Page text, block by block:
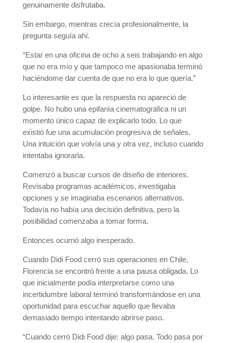
genuinamente disfrutaba.
Sin embargo, mientras crecía profesionalmente, la
pregunta seguía ahí.
“Estar en una oficina de ocho a seis trabajando en algo
que no era mío y que tampoco me apasionaba terminó
haciéndome dar cuenta de que no era lo que quería.”
Lo interesante es que la respuesta no apareció de
golpe. No hubo una epifanía cinematográfica ni un
momento único capaz de explicarlo todo. Lo que
existió fue una acumulación progresiva de señales.
Una intuición que volvía una y otra vez, incluso cuando
intentaba ignorarla.
Comenzó a buscar cursos de diseño de interiores.
Revisaba programas académicos, investigaba
opciones y se imaginaba escenarios alternativos.
Todavía no había una decisión definitiva, pero la
posibilidad comenzaba a tomar forma.
Entonces ocurrió algo inesperado.
Cuando Didi Food cerró sus operaciones en Chile,
Florencia se encontró frente a una pausa obligada. Lo
que inicialmente podía interpretarse como una
incertidumbre laboral terminó transformándose en una
oportunidad para escuchar aquello que llevaba
demasiado tiempo intentando abrirse paso.
“Cuando cerró Didi Food dije: algo pasa. Todo pasa por